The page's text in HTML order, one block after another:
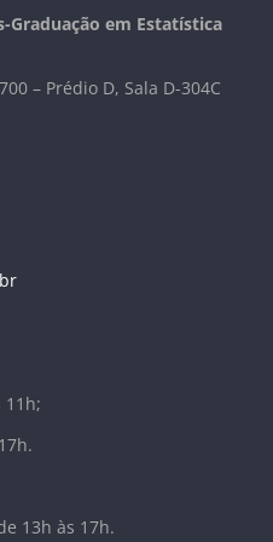
Graduação em Estatística
– Prédio D, Sala D-304C
11h;
13h às 17h.